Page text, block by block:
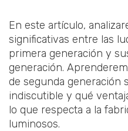
En este artículo,
significativas entre las
primera generación y
generación.
de segunda generación
indiscutible y qué
lo que respecta a la
luminosos.